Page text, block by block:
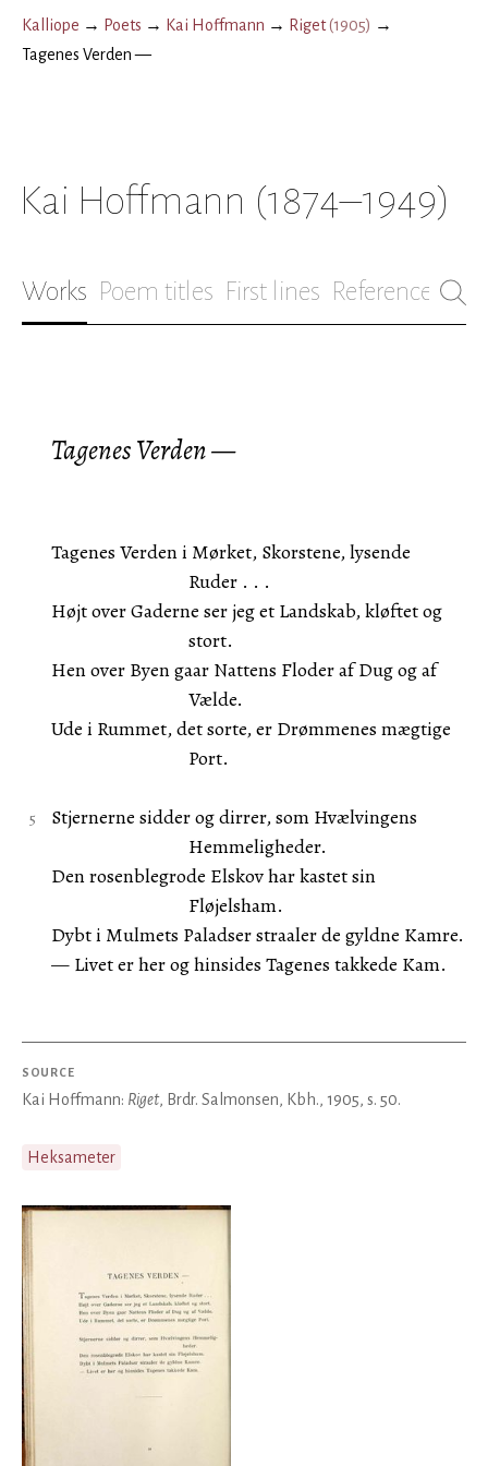
Kalliope → Poets → Kai Hoffmann → Riget(1905) →
Tagenes Verden —
Kai Hoffmann (1874–1949)
Works Poem titles First lines References
Tagenes Verden —
Tagenes Verden i Mørket, Skorstene, lysende
Ruder . . .
Højt over Gaderne ser jeg et Landskab, kløftet og
stort.
Hen over Byen gaar Nattens Floder af Dug og af
Vælde.
Ude i Rummet, det sorte, er Drømmenes mægtige
Port.
Stjernerne sidder og dirrer, som Hvælvingens
Hemmeligheder.
Den rosenblegrode Elskov har kastet sin
Fløjelsham.
Dybt i Mulmets Paladser straaler de gyldne Kamre.
— Livet er her og hinsides Tagenes takkede Kam.
SOURCE
Kai Hoffmann: Riget, Brdr. Salmonsen, Kbh., 1905, s. 50.
Heksameter